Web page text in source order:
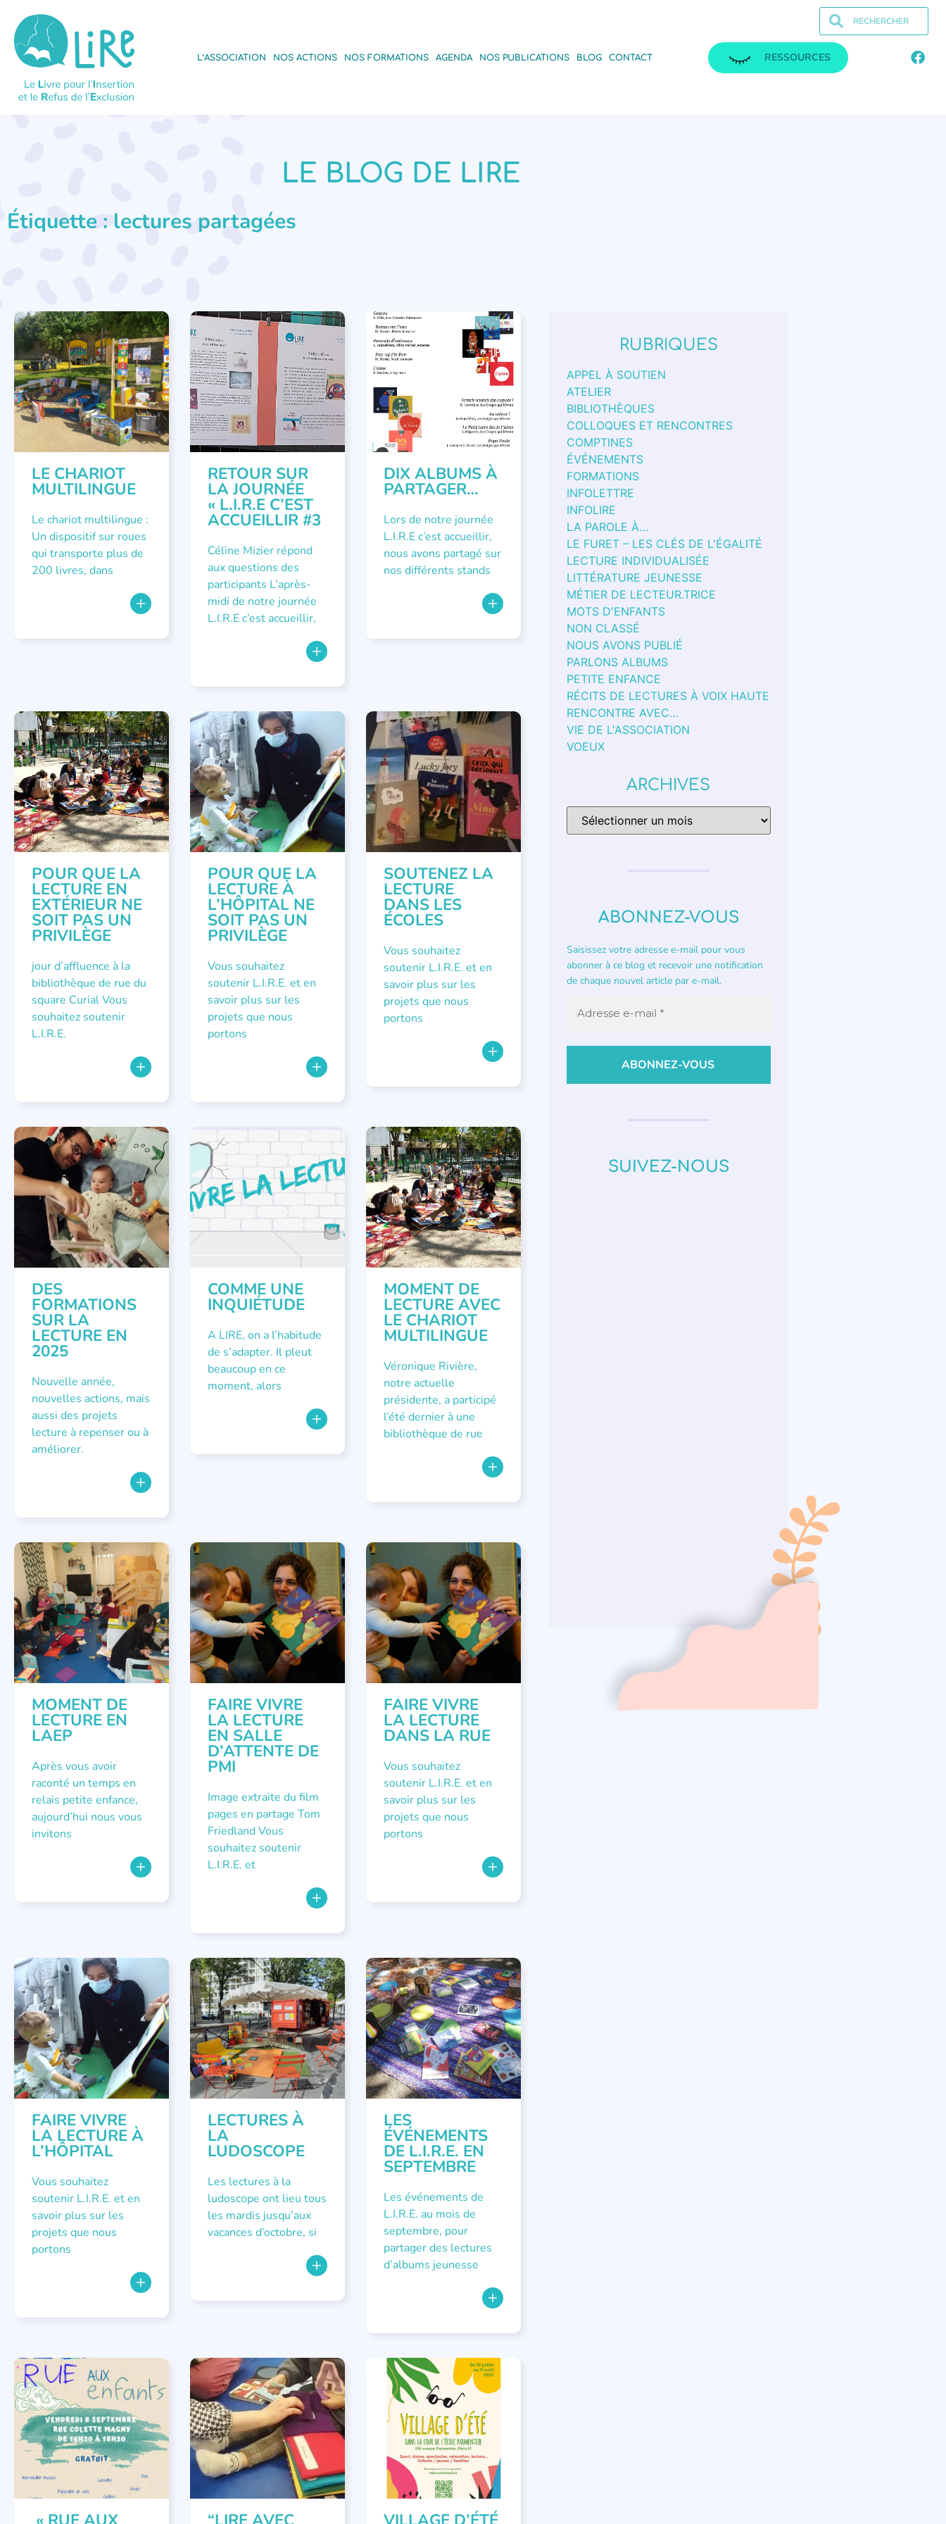
L’ASSOCIATION NOS ACTIONS NOS FORMATIONS AGENDA NOS PUBLICATIONS BLOG CONTACT RESSOURCES
LE BLOG DE LIRE
Étiquette : lectures partagées
LECTURE INDIVIDUALISÉE ,
MÉTIER DE LECTEUR.TRICE
LE CHARIOT
MULTILINGUE
Le chariot multilingue :
Un dispositif sur roues
qui transporte plus de
200 livres, dans
COLLOQUES ET RENCONTRES
ÉVÉNEMENTS
RETOUR SUR
LA JOURNÉE
« L.I.R.E C’EST
ACCUEILLIR #3
Céline Mizier répond
aux questions des
participants L’après-
midi de notre journée
L.I.R.E c’est accueillir,
COLLOQUES ET RENCONTRES ,
LITTÉRATURE JEUNESSE
DIX ALBUMS À
PARTAGER…
Lors de notre journée
L.I.R.E c’est accueillir,
nous avons partagé sur
nos différents stands
APPEL À SOUTIEN ,
LITTÉRATURE JEUNESSE ,
RÉCITS DE LECTURES À VOIX
HAUTE
POUR QUE LA
LECTURE EN
EXTÉRIEUR NE
SOIT PAS UN
PRIVILÈGE
jour d’affluence à la
bibliothèque de rue du
square Curial Vous
souhaitez soutenir
L.I.R.E.
APPEL À SOUTIEN ,
LECTURE INDIVIDUALISÉE
LITTÉRATURE JEUNESSE
POUR QUE LA
LECTURE À
L’HÔPITAL NE
SOIT PAS UN
PRIVILÈGE
Vous souhaitez
soutenir L.I.R.E. et en
savoir plus sur les
projets que nous
portons
NON CLASSÉ
SOUTENEZ LA
LECTURE
DANS LES
ÉCOLES
Vous souhaitez
soutenir L.I.R.E. et en
savoir plus sur les
projets que nous
portons
ATELIER FORMATIONS
DES
FORMATIONS
SUR LA
LECTURE EN
2025
Nouvelle année,
nouvelles actions, mais
aussi des projets
lecture à repenser ou à
améliorer.
LECTURE INDIVIDUALISÉE
COMME UNE
INQUIÉTUDE
A LIRE, on a l’habitude
de s’adapter. Il pleut
beaucoup en ce
moment, alors
RÉCITS DE LECTURES À VOIX
HAUTE
MOMENT DE
LECTURE AVEC
LE CHARIOT
MULTILINGUE
Véronique Rivière,
notre actuelle
présidente, a participé
l’été dernier à une
bibliothèque de rue
LECTURE INDIVIDUALISÉE
MÉTIER DE LECTEUR.TRICE ,
RÉCITS DE LECTURES À VOIX
HAUTE
MOMENT DE
LECTURE EN
LAEP
Après vous avoir
raconté un temps en
relais petite enfance,
aujourd’hui nous vous
invitons
APPEL À SOUTIEN
FAIRE VIVRE
LA LECTURE
EN SALLE
D’ATTENTE DE
PMI
Image extraite du film
pages en partage Tom
Friedland Vous
souhaitez soutenir
L.I.R.E. et
APPEL À SOUTIEN
FAIRE VIVRE
LA LECTURE
DANS LA RUE
Vous souhaitez
soutenir L.I.R.E. et en
savoir plus sur les
projets que nous
portons
APPEL À SOUTIEN
FAIRE VIVRE
LA LECTURE À
L’HÔPITAL
Vous souhaitez
soutenir L.I.R.E. et en
savoir plus sur les
projets que nous
portons
LECTURE INDIVIDUALISÉE
LECTURES À
LA
LUDOSCOPE
Les lectures à la
ludoscope ont lieu tous
les mardis jusqu’aux
vacances d’octobre, si
ÉVÉNEMENTS
LES
ÉVÉNEMENTS
DE L.I.R.E. EN
SEPTEMBRE
Les événements de
L.I.R.E. au mois de
septembre, pour
partager des lectures
d’albums jeunesse
ÉVÉNEMENTS ATELIER ÉVÉNEMENTS
RUBRIQUES
APPEL À SOUTIEN
ATELIER
BIBLIOTHÈQUES
COLLOQUES ET RENCONTRES
COMPTINES
ÉVÉNEMENTS
FORMATIONS
INFOLETTRE
INFOLIRE
LA PAROLE À…
LE FURET – LES CLÉS DE L'ÉGALITÉ
LECTURE INDIVIDUALISÉE
LITTÉRATURE JEUNESSE
MÉTIER DE LECTEUR.TRICE
MOTS D'ENFANTS
NON CLASSÉ
NOUS AVONS PUBLIÉ
PARLONS ALBUMS
PETITE ENFANCE
RÉCITS DE LECTURES À VOIX HAUTE
RENCONTRE AVEC…
VIE DE L'ASSOCIATION
VOEUX
ARCHIVES
ABONNEZ-VOUS
Saisissez votre adresse e-mail pour vous
abonner à ce blog et recevoir une notification
de chaque nouvel article par e-mail.
SUIVEZ-NOUS